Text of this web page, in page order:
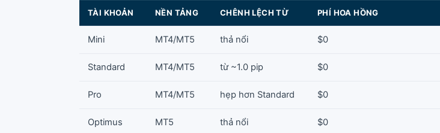
TÀI KHOẢN NỀN TẢNG CHÊNH LỆCH TỪ PHÍ HOA HỒNG
Mini MT4/MT5 thả nổi $0
Standard MT4/MT5 từ ~1.0 pip $0
Pro MT4/MT5 hẹp hơn Standard $0
Optimus MT5 thả nổi $0